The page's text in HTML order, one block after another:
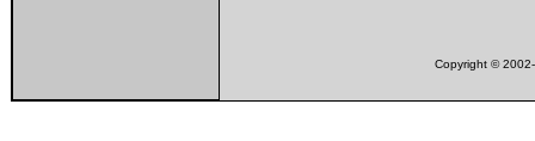
Copyright ©